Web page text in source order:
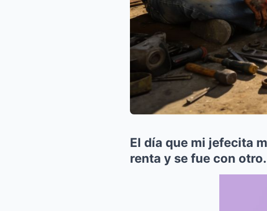
El día que mi jefecita
renta y se fue con otro.